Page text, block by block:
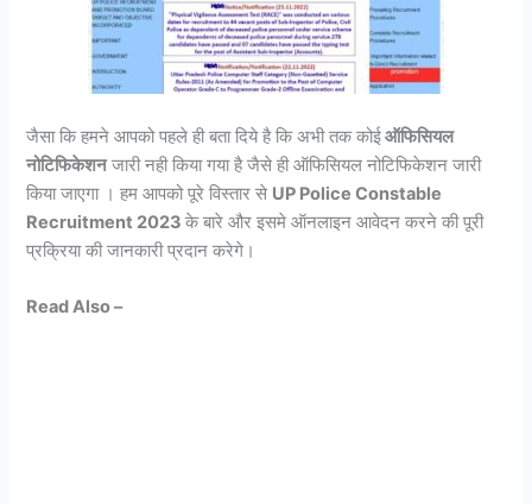
जैसा कि हमने आपको पहले ही बता दिये है कि अभी तक कोईऑफिसियल
नोटिफिकेशनजारी नही किया गया है जैसे ही ऑफिसियल नोटिफिकेशन जारी
किया जाएगा । हम आपको पूरे विस्तार से UP Police Constable
Recruitment 2023के बारे और इसमे ऑनलाइन आवेदन करने की पूरी
प्रक्रिया की जानकारी प्रदान करेगे।
Read Also –